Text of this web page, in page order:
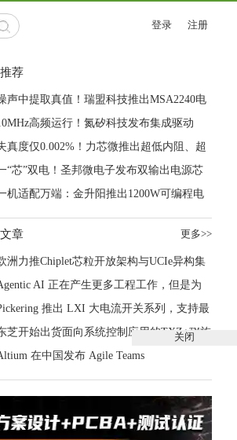
登录 注册
荐
声中提取真值！瑞盟科技推出MSA2240电
测芯片赋能多元高端测量场景
高频运行！氮矽科技发布集成驱动
芯片，助力电源能效再攀新高
真度仅0.002%！力芯微推出超低内阻、超
真4PST模拟开关
“芯”双电！圣邦微电子发布双输出电源芯
简化AFE与音频设计
机适配万端：金升阳推出1200W可编程电
能高端装备制造
章 更多>>
洲力推Chiplet芯粒开放架构与UCIe异构集
加速其汽车产业生态智能化进程
AI 正在产生更多工程工作，但是为
系统开发进展并没有更快？
推出 LXI 大电流开关系列，支持最
、300V 信号
芝开始出货面向系统控制应用的TXZ+™族
级M4V组在中国发布 Agile Teams
关闭